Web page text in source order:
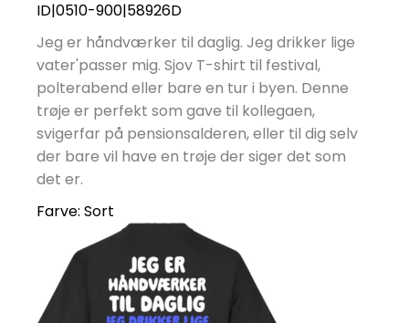
ID|0510-900|58926D
Jeg er håndværker til daglig. Jeg drikker lige
vater'passer mig. Sjov T-shirt til festival,
polterabend eller bare en tur i byen. Denne
trøje er perfekt som gave til kollegaen,
svigerfar på pensionsalderen, eller til dig selv
der bare vil have en trøje der siger det som
det er.
Farve: Sort